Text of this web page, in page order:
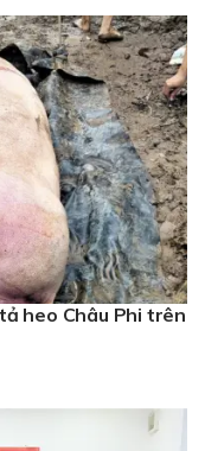
heo Châu Phi trên